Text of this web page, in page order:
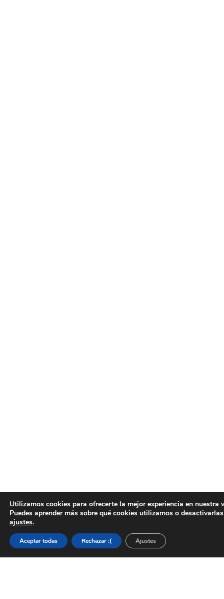
Utilizamos cookies para ofrecerte la mejor experiencia en nuestra
Puedes aprender más sobre qué cookies utilizamos o
ajustes.
Aceptar todas Rechazar :( Ajustes